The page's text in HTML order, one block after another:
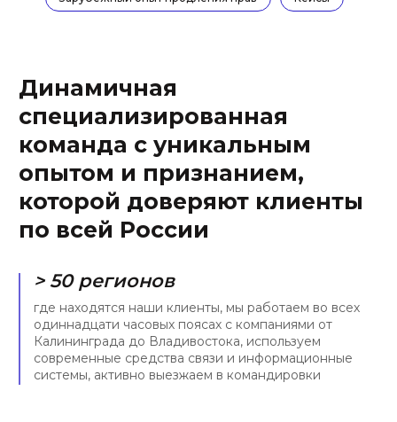
ДИНАМИЧНОСТЬ
< 3 час.
средний срок ответа на
стандартной задаче. С
значит оперативность
основных отраслевых и
собственность
КОМАНДА
11 чел.
мы — действительно
энтузиастов, средний стаж
работы в нашей компании
— порядка пяти лет
УНИКАЛЬНОСТЬ
принято после создания
фирмы. Мы запускали
телемедицинские сервисы
до 2018 и токенизировали
активы до 2020
ЗАСЛУЖИВАЕМ
ДОВЕРИЕ
ПРИЗНАНИЕ
> 12
ОПЫТ
наших экспертов, мы
команда экспертов с
прочной позицией на
юридическом рынке
> 10
1С и Самолет